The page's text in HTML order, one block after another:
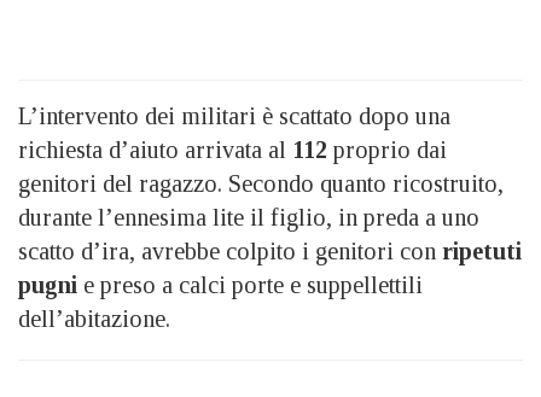
L’intervento dei militari è scattato dopo una
richiesta d’aiuto arrivata al 112 proprio dai
genitori del ragazzo. Secondo quanto ricostruito,
durante l’ennesima lite il figlio, in preda a uno
scatto d’ira, avrebbe colpito i genitori con ripetuti
pugni e preso a calci porte e suppellettili
dell’abitazione.